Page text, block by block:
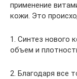
применение
кожи. Это
1. Синтез нового
объем и
2. Благодаря все